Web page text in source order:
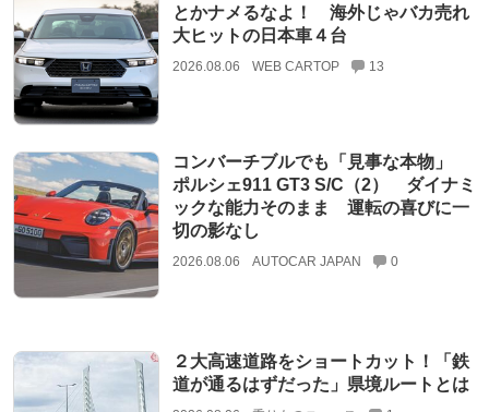
とかナメるなよ！ 海外じゃバカ売れ
大ヒットの日本車４台
2026.08.06 WEB CARTOP 13
コンバーチブルでも「見事な本物」
ポルシェ911 GT3 S/C（2） ダイナミ
ックな能力そのまま 運転の喜びに一
切の影なし
2026.08.06 AUTOCAR JAPAN 0
２大高速道路をショートカット！「鉄
道が通るはずだった」県境ルートとは